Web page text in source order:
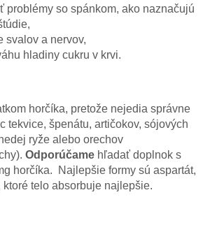
problémy so spánkom, ako naznačujú
svalov a nervov,
hladiny cukru v krvi.
horčíka, pretože nejedia správne
tekvice, špenátu, artičokov, sójových
ryže alebo orechov
Odporúčame hľadať doplnok s
horčíka. Najlepšie formy sú aspartát,
ktoré telo absorbuje najlepšie.